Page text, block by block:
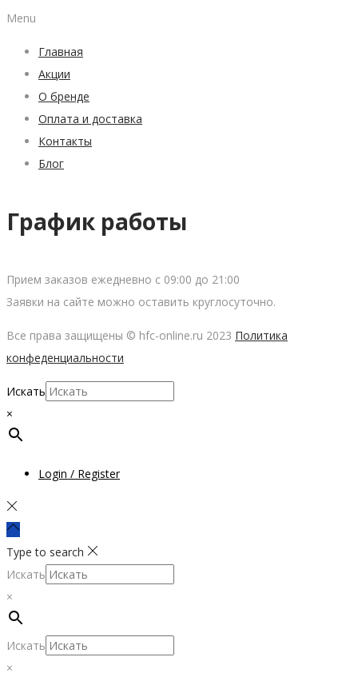
Menu
Главная
Акции
О бренде
Оплата и доставка
Контакты
Блог
График работы
Прием заказов ежедневно с 09:00 до 21:00
Заявки на сайте можно оставить круглосуточно.
Все права защищены © hfc-online.ru 2023 Политика
конфеденциальности
Искать
×
Login / Register
Type to search
Искать
×
Искать
×